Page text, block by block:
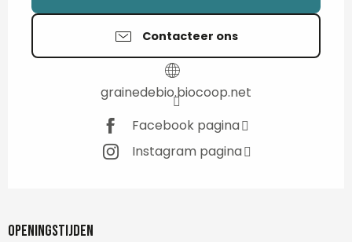
Contacteer ons
grainedebio.biocoop.net
Facebook pagina
Instagram pagina
Openingstijden